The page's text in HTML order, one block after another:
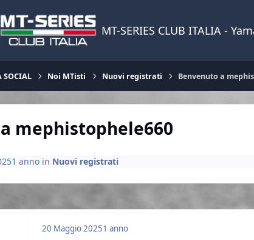
MT-SERIES CLUB ITALIA -
SOCIAL Noi MTisti Nuovi registrati Benvenuto a
mephistophele660
1 annoin Nuovi registrati
20 Maggio 20251 anno